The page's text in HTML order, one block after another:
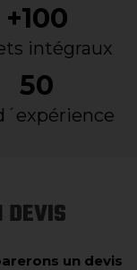
+100
intégraux
50
DEVIS
un devis